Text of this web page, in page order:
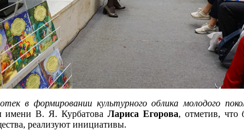
в формировании культурного облика молодого
имени В. Я. Курбатова Лариса Егорова, отметив, что
реализуют инициативы.